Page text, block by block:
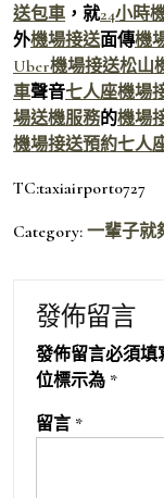
送包車 ，就24小時
外機場接送面傳機
Uber機場接送松山
車聲音七人座機場
場送機服務的機場
機場接送預約七人
TC:taxiairport0727
Category: 一輩子就
發佈留言
發佈留言必須填
位標示為 *
留言 *